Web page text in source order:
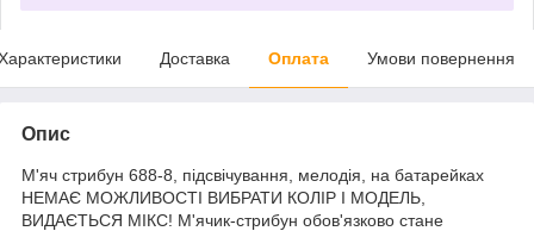
Доставка Оплата Умови повернення
Опис
М'яч стрибун 688-8, підсвічування, мелодія, на батарейках
НЕМАЄ МОЖЛИВОСТІ ВИБРАТИ КОЛІР І МОДЕЛЬ,
ВИДАЄТЬСЯ МІКС! М'ячик-стрибун обов'язково стане